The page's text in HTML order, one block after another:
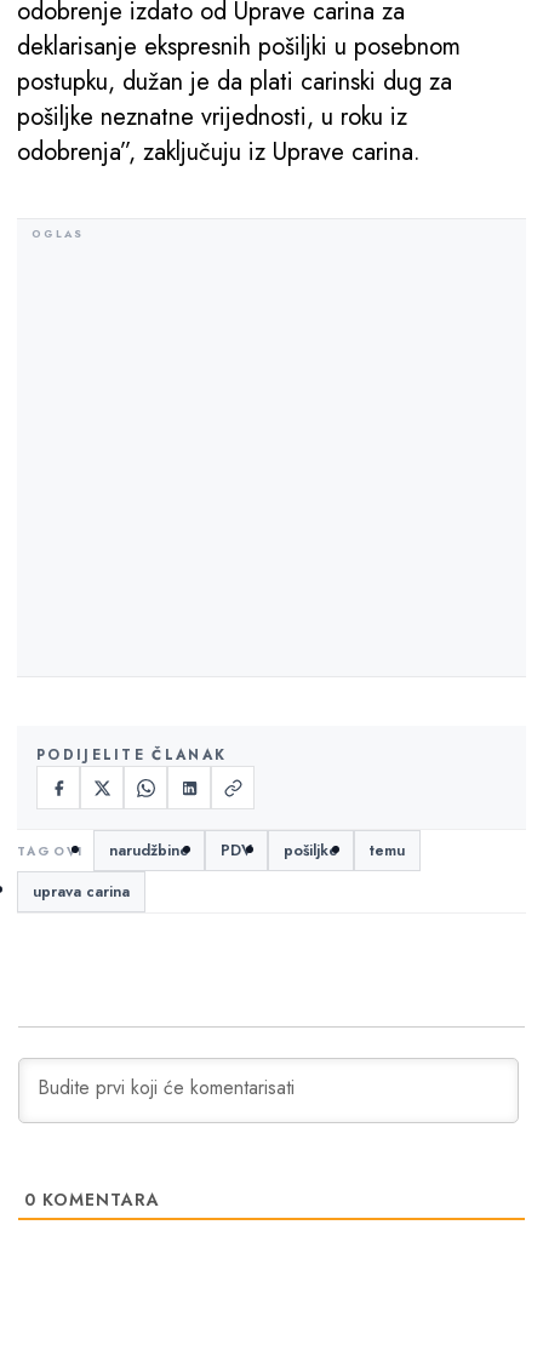
odobrenje izdato od Uprave carina za
deklarisanje ekspresnih pošiljki u posebnom
postupku, dužan je da plati carinski dug za
pošiljke neznatne vrijednosti, u roku iz
odobrenja”, zaključuju iz Uprave carina.
PODIJELITE ČLANAK
narudžbine PDV pošiljke
temu
uprava carina
0 KOMENTARA